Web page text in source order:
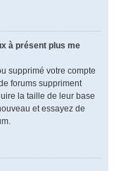
à présent plus me
supprimé votre compte
forums suppriment
la taille de leur base
et essayez de